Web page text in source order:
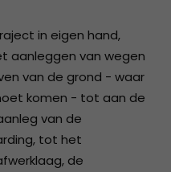
in eigen hand,
aanleggen van wegen
van de grond - waar
komen - tot aan de
van de
tot het
de